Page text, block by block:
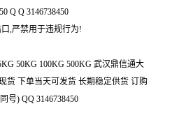
Q Q 3146738450
,严禁用于违规行为!
50KG 100KG 500KG 武汉鼎信通大
货 下单当天可发货 长期稳定供货 订购
号) QQ 3146738450